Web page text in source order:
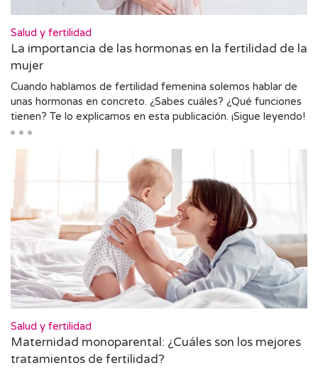
Salud y fertilidad
La importancia de las hormonas en la fertilidad de la
mujer
Cuando hablamos de fertilidad femenina solemos hablar de
unas hormonas en concreto. ¿Sabes cuáles? ¿Qué funciones
tienen? Te lo explicamos en esta publicación. ¡Sigue leyendo!
Salud y fertilidad
Maternidad monoparental: ¿Cuáles son los mejores
tratamientos de fertilidad?